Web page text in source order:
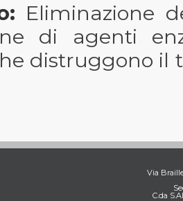
Eliminazione
di agenti
distruggono il
Via
C.da